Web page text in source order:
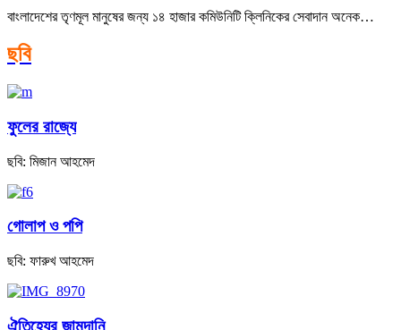
বাংলাদেশের তৃণমূল মানুষের জন্য ১৪ হাজার কমিউনিটি ক্লিনিকের সেবাদান অনেক…
ছবি
ফুলের রাজ্যে
ছবি: মিজান আহমেদ
গোলাপ ও পপি
ছবি: ফারুখ আহমেদ
ঐতিহ্যের জামদানি